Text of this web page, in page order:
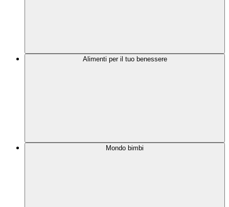
Alimenti per il tuo benessere
Mondo bimbi